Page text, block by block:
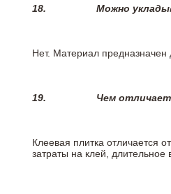
18. Можно
Нет. Материал
19. Чем
Клеевая плитка отличается
затраты на клей,